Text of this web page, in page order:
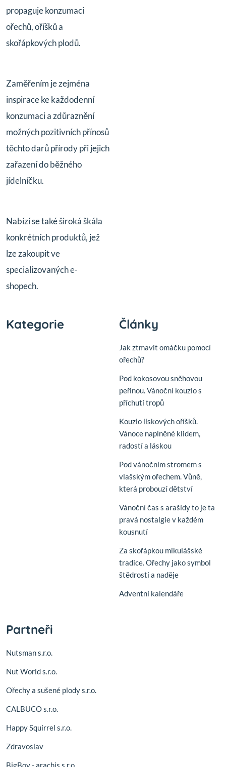
propaguje konzumaci
ořechů, oříšků a
skořápkových plodů.
Zaměřením je zejména
inspirace ke každodenní
konzumaci a zdůraznění
možných pozitivních přínosů
těchto darů přírody při jejich
zařazení do běžného
jídelníčku.
Nabízí se také široká škála
konkrétních produktů, jež
lze zakoupit ve
specializovaných e-
shopech.
Kategorie Články
Jak ztmavit omáčku pomocí
ořechů?
Pod kokosovou sněhovou
peřinou. Vánoční kouzlo s
příchutí tropů
Kouzlo lískových oříšků.
Vánoce naplněné klidem,
radostí a láskou
Pod vánočním stromem s
vlašským ořechem. Vůně,
která probouzí dětství
Vánoční čas s arašídy to je ta
pravá nostalgie v každém
kousnutí
Za skořápkou mikulášské
tradice. Ořechy jako symbol
štědrosti a naděje
Adventní kalendáře
Partneři
Nutsman s.r.o.
Nut World s.r.o.
Ořechy a sušené plody s.r.o.
CALBUCO s.r.o.
Happy Squirrel s.r.o.
Zdravoslav
BigBoy - arachis s.r.o.